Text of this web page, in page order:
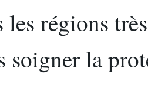
les régions
soigner la